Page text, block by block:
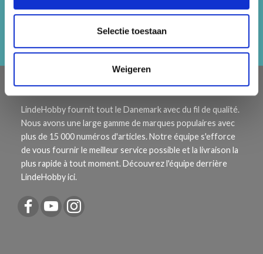
Selectie toestaan
Weigeren
ingen!
À PROPOS DE NOUS
LindeHobby fournit tout le Danemark avec du fil de qualité.
Nous avons une large gamme de marques populaires avec
plus de 15 000 numéros d'articles. Notre équipe s'efforce
de vous fournir le meilleur service possible et la livraison la
plus rapide à tout moment. Découvrez l'équipe derrière
LindeHobby ici.